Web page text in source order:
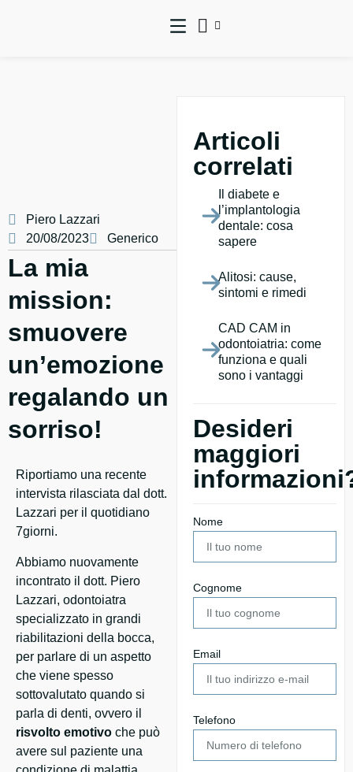
Piero Lazzari
20/08/2023
Generico
La mia
mission:
smuovere
un’emozione
regalando un
sorriso!
Riportiamo una recente
intervista rilasciata dal dott.
Lazzari per il quotidiano
7giorni.
Abbiamo nuovamente
incontrato il dott. Piero
Lazzari, odontoiatra
specializzato in grandi
riabilitazioni della bocca,
per parlare di un aspetto
che viene spesso
sottovalutato quando si
parla di denti, ovvero il
risvolto emotivo che può
avere sul paziente una
Articoli
correlati
Il diabete e
l’implantologia
dentale: cosa
sapere
Alitosi: cause,
sintomi e rimedi
CAD CAM in
odontoiatria: come
funziona e quali
sono i vantaggi
Desideri
maggiori
Nome
Cognome
Email
Telefono